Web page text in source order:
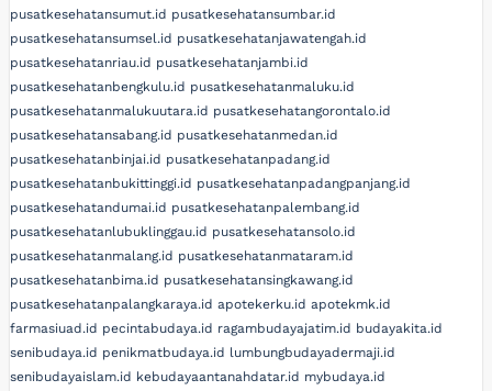
pusatkesehatansumut.id pusatkesehatansumbar.id
pusatkesehatansumsel.id pusatkesehatanjawatengah.id
pusatkesehatanriau.id pusatkesehatanjambi.id
pusatkesehatanbengkulu.id pusatkesehatanmaluku.id
pusatkesehatanmalukuutara.id pusatkesehatangorontalo.id
pusatkesehatansabang.id pusatkesehatanmedan.id
pusatkesehatanbinjai.id pusatkesehatanpadang.id
pusatkesehatanbukittinggi.id pusatkesehatanpadangpanjang.id
pusatkesehatandumai.id pusatkesehatanpalembang.id
pusatkesehatanlubuklinggau.id pusatkesehatansolo.id
pusatkesehatanmalang.id pusatkesehatanmataram.id
pusatkesehatanbima.id pusatkesehatansingkawang.id
pusatkesehatanpalangkaraya.id apotekerku.id apotekmk.id
farmasiuad.id pecintabudaya.id ragambudayajatim.id budayakita.id
senibudaya.id penikmatbudaya.id lumbungbudayadermaji.id
senibudayaislam.id kebudayaantanahdatar.id mybudaya.id